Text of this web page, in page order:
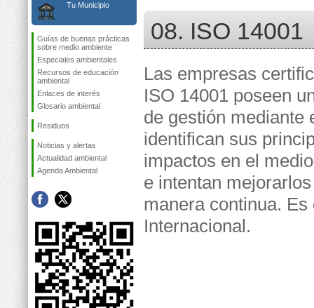
Tu Municipio
Guías de buenas prácticas
sobre medio ambiente
Especiales ambientales
Recursos de educación
ambiental
Enlaces de interés
Glosario ambiental
Residuos
Noticias y alertas
Actualidad ambiental
Agenda Ambiental
08. ISO 14001
Las empresas
ISO 14001 poseen
de gestión mediante
identifican sus
impactos en el
e intentan
manera continua. Es
Internacional.